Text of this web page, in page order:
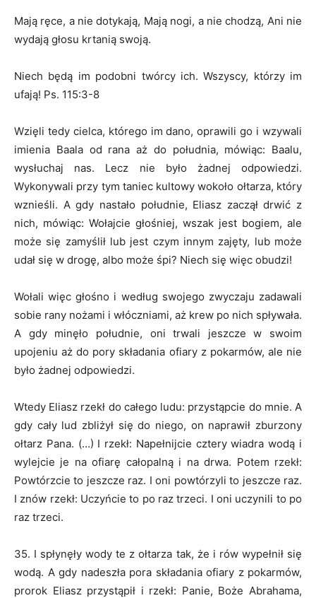
Mają ręce, a nie dotykają, Mają nogi, a nie chodzą, Ani nie
wydają głosu krtanią swoją.
Niech będą im podobni twórcy ich. Wszyscy, którzy im
ufają! Ps. 115:3-8
Wzięli tedy cielca, którego im dano, oprawili go i wzywali
imienia Baala od rana aż do południa, mówiąc: Baalu,
wysłuchaj nas. Lecz nie było żadnej odpowiedzi.
Wykonywali przy tym taniec kultowy wokoło ołtarza, który
wznieśli. A gdy nastało południe, Eliasz zaczął drwić z
nich, mówiąc: Wołajcie głośniej, wszak jest bogiem, ale
może się zamyślił lub jest czym innym zajęty, lub może
udał się w drogę, albo może śpi? Niech się więc obudzi!
Wołali więc głośno i według swojego zwyczaju zadawali
sobie rany nożami i włóczniami, aż krew po nich spływała.
A gdy minęło południe, oni trwali jeszcze w swoim
upojeniu aż do pory składania ofiary z pokarmów, ale nie
było żadnej odpowiedzi.
Wtedy Eliasz rzekł do całego ludu: przystąpcie do mnie. A
gdy cały lud zbliżył się do niego, on naprawił zburzony
ołtarz Pana. (…) I rzekł: Napełnijcie cztery wiadra wodą i
wylejcie je na ofiarę całopalną i na drwa. Potem rzekł:
Powtórzcie to jeszcze raz. I oni powtórzyli to jeszcze raz.
I znów rzekł: Uczyńcie to po raz trzeci. I oni uczynili to po
raz trzeci.
35. I spłynęły wody te z ołtarza tak, że i rów wypełnił się
wodą. A gdy nadeszła pora składania ofiary z pokarmów,
prorok Eliasz przystąpił i rzekł: Panie, Boże Abrahama,